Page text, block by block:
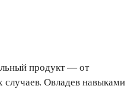
продукт — от
случаев. Овладев навыками